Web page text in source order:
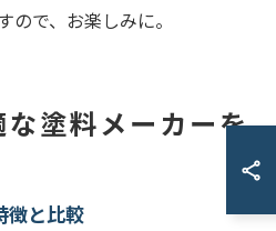
で、お楽しみに。
塗料メーカーを
徴と比較